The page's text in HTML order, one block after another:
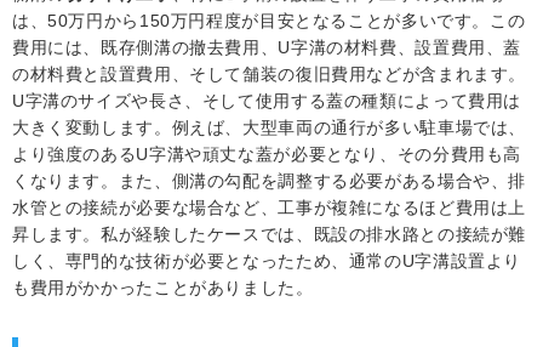
は、50万円から150万円程度が目安となることが多いです。この
費用には、既存側溝の撤去費用、U字溝の材料費、設置費用、蓋
の材料費と設置費用、そして舗装の復旧費用などが含まれます。
U字溝のサイズや長さ、そして使用する蓋の種類によって費用は
大きく変動します。例えば、大型車両の通行が多い駐車場では、
より強度のあるU字溝や頑丈な蓋が必要となり、その分費用も高
くなります。また、側溝の勾配を調整する必要がある場合や、排
水管との接続が必要な場合など、工事が複雑になるほど費用は上
昇します。私が経験したケースでは、既設の排水路との接続が難
しく、専門的な技術が必要となったため、通常のU字溝設置より
も費用がかかったことがありました。